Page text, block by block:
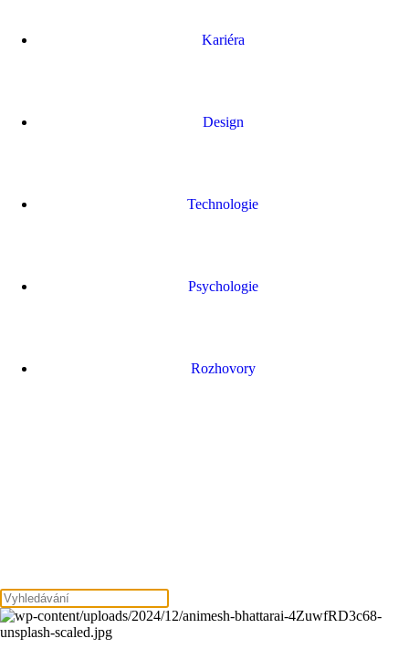
Kariéra
Design
Technologie
Psychologie
Rozhovory